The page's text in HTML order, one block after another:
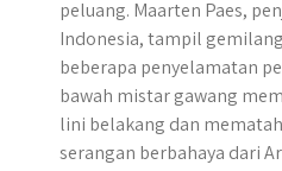
peluang. Maarten Paes,
Indonesia, tampil
beberapa penyelamatan
bawah mistar gawang
lini belakang dan
serangan berbahaya dari